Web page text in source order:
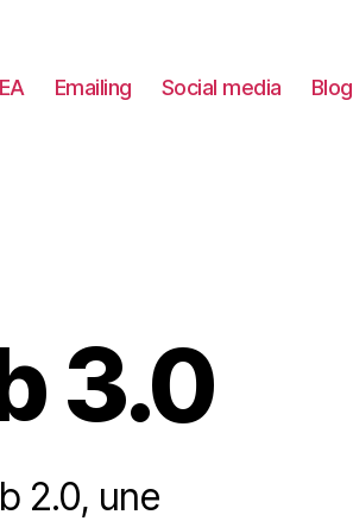
Emailing Social media Blog
3.0
2.0, une